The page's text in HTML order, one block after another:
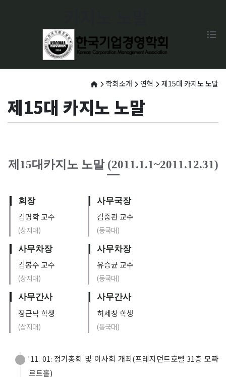
학회소개 연혁 제15대 카지노 노말
제15대 카지노 노말
제15대카지노 노말 (2011.1.1~2011.12.31)
회장
김명학 교수
(상지대)
사무국장
김중관 교수
(동국대)
사무차장
김봉수 교수
(상지대)
사무차장
유승균 교수
(동국대)
사무간사
장근탁 학생
(상지대)
사무간사
허세창 학생
(동국대)
'11. 01: 정기총회 및 이사회 개최(프레지던트호텔 31층 모짜
르트홀)